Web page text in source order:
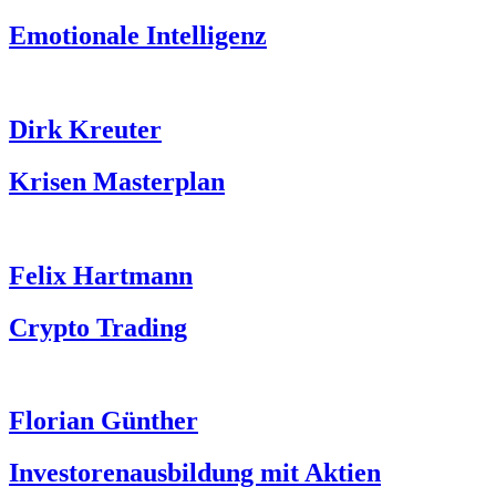
Emotionale Intelligenz
Dirk Kreuter
Krisen Masterplan
Felix Hartmann
Crypto Trading
Florian Günther
Investorenausbildung mit Aktien